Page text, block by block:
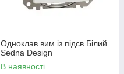
Одноклав вим із підсв Білий
Sedna Design
В наявності